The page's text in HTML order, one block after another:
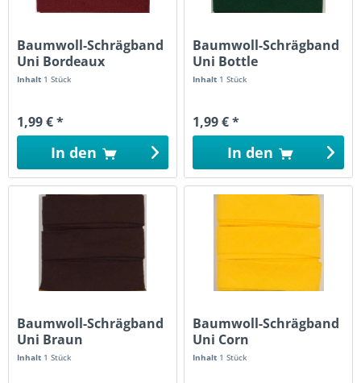
Baumwoll-Schrägband
Uni Bordeaux
Inhalt 1 Stück
1,99 € *
In den
Baumwoll-Schrägband
Uni Bottle
Inhalt 1 Stück
1,99 € *
In den
Baumwoll-Schrägband
Uni Braun
Inhalt 1 Stück
Baumwoll-Schrägband
Uni Corn
Inhalt 1 Stück